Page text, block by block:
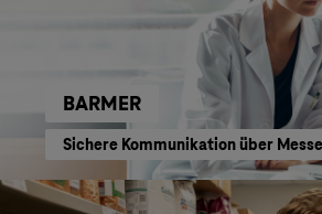
BARMER
Sichere Kommunikation über